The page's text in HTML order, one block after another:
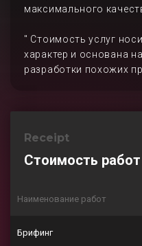
максимального
" Стоимость услуг
характер и основана
разработки похожих
Receipt
Стоимость работ
Наименование работ
Брифинг